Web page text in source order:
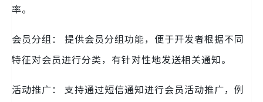
率。
会员分组： 提供会员分组功能，便于开发者根据不同
特征对会员进行分类，有针对性地发送相关通知。
活动推广： 支持通过短信通知进行会员活动推广，例